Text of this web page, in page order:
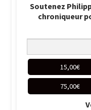
Soutenez
chroniqueur
15,00€
75,00€